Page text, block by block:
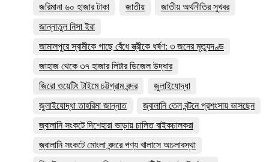
জরিমানা ৬০ হাজার টাকা জাতীয়
জাতীয় অর্থনীতির সুখবর
জান্নাতুল নিসা ইরা
জামালপুরে স্বামীকে গাছে বেঁধে স্ত্রীকে ধর্ষণ: ৩ জনের মৃত্যুদণ্ড
জাহাজ থেকে ৩৭ হাজার লিটার ডিজেল উদ্ধার
জিরো ওয়েটিং টাইমে চট্টগ্রাম বন্দর
জুলাইযোদ্ধা
জুলাইযোদ্ধা তাহরিমা জান্নাত
জ্বালানি তেল বন্টনে প্রশংসায় ভাসছেন
জ্বালানি সংকটে দিশেহারা ভাড়ায় চালিত বাইকচালকরা
জ্বালানি সংকটে মোংলা বন্দরে পণ্য খালাসে অচলাবস্থা